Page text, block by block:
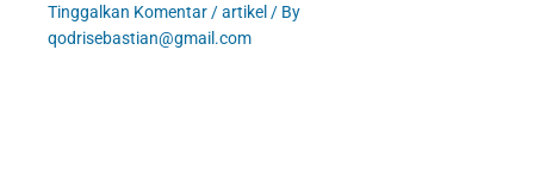
Tinggalkan Komentar /artikel / By
qodrisebastian@gmail.com